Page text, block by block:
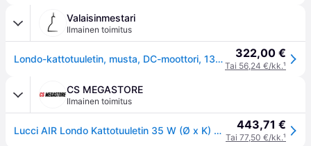
Valaisinmestari
Ilmainen toimitus
Londo-kattotuuletin, musta, DC-moottori, 132 cm, hiljainen – Beacon Beacon Lighting - Olohuone - Moderni - Muovi 322,00 €
Tai 56,24 €/kk.¹
CS MEGASTORE
Ilmainen toimitus
Lucci AIR Londo Kattotuuletin 35 W (Ø x K) 132 cm x 24 cm Musta kaukosäätimellä varustettuna 443,71 €
Tai 77,50 €/kk.¹